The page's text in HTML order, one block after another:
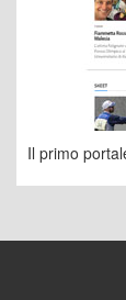
Il primo